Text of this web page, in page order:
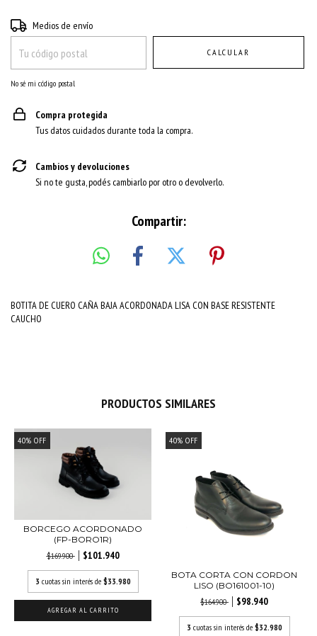
Entregas para el CP:
Medios de envío
CALCULAR
No sé mi código postal
Compra protegida
Tus datos cuidados durante toda la compra.
Cambios y devoluciones
Si no te gusta, podés cambiarlo por otro o devolverlo.
Compartir:
BOTITA DE CUERO CAÑA BAJA ACORDONADA LISA CON BASE RESISTENTE
CAUCHO
PRODUCTOS SIMILARES
40% OFF
BORCEGO ACORDONADO
(FP-BORO1R)
$169.900
$101.940
3 cuotas sin interés de $33.980
AGREGAR AL CARRITO
40% OFF
BOTA CORTA CON CORDON
LISO (BO161001-10)
$164.900
$98.940
3 cuotas sin interés de $32.980